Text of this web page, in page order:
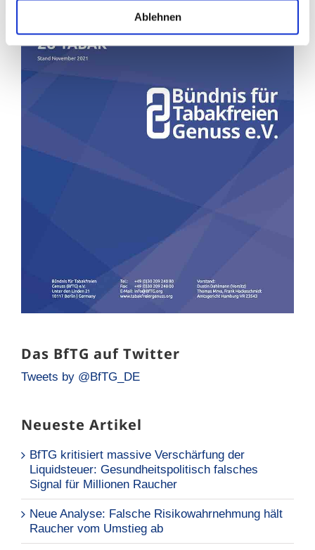
Ablehnen
Das BfTG auf Twitter
Tweets by @BfTG_DE
Neueste Artikel
BfTG kritisiert massive Verschärfung der
Liquidsteuer: Gesundheitspolitisch falsches
Signal für Millionen Raucher
Neue Analyse: Falsche Risikowahrnehmung hält
Raucher vom Umstieg ab